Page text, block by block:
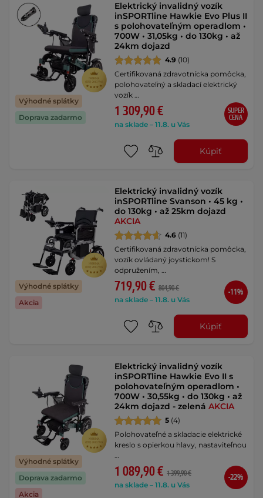
Výhodné splátky
Doprava zadarmo
Elektrický invalidný vozík
inSPORTline Hawkie Evo Plus II
s polohovateľným operadlom •
700W • 31,05kg • do 130kg • až
24km dojazd
4.9 (10)
Certifikovaná zdravotnícka pomôcka,
polohovateľný a skladací elektrický
vozík …
1 309,90 €
na sklade – 11.8. u Vás
SUPER
CENA
Kúpiť
Výhodné splátky
Akcia
Elektrický invalidný vozík
inSPORTline Svanson • 45 kg •
do 130kg • až 25km dojazd
AKCIA
4.6 (11)
Certifikovaná zdravotnícka pomôcka,
vozík ovládaný joystickom! S
odpružením, …
719,90 € 804,90 €
na sklade – 11.8. u Vás
-11%
Kúpiť
Výhodné splátky
Doprava zadarmo
Akcia
Elektrický invalidný vozík
inSPORTline Hawkie Evo II s
polohovateľným operadlom •
700W • 30,55kg • do 130kg • až
24km dojazd - zelenáAKCIA
5 (4)
Polohovateľné a skladacie elektrické
kreslo s opierkou hlavy, nastaviteľnou
…
1 089,90 € 1 399,90 €
na sklade – 11.8. u Vás
-22%